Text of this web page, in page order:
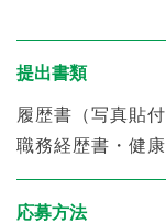
提出書類
履歴書（写真貼
職務経歴書・健
応募方法